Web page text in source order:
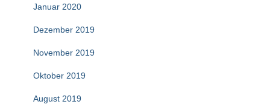
Januar 2020
Dezember 2019
November 2019
Oktober 2019
August 2019